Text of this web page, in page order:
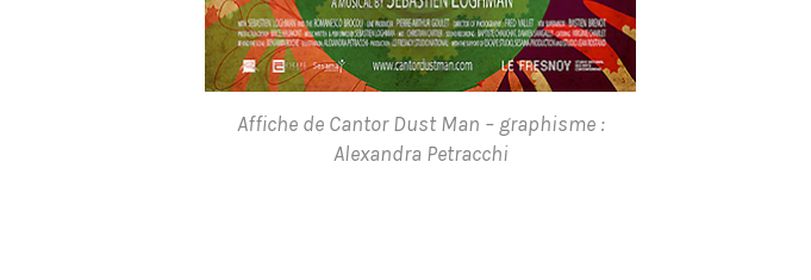
Affiche de Cantor Dust Man – graphisme :
Alexandra Petracchi